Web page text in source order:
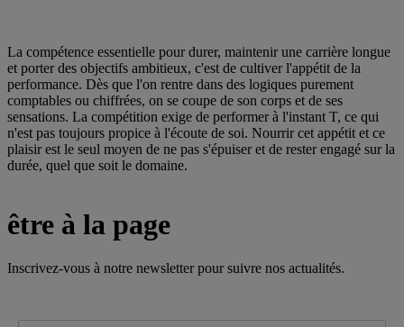
La compétence essentielle pour durer, maintenir une carrière longue
et porter des objectifs ambitieux, c'est de cultiver l'appétit de la
performance. Dès que l'on rentre dans des logiques purement
comptables ou chiffrées, on se coupe de son corps et de ses
sensations. La compétition exige de performer à l'instant T, ce qui
n'est pas toujours propice à l'écoute de soi. Nourrir cet appétit et ce
plaisir est le seul moyen de ne pas s'épuiser et de rester engagé sur la
durée, quel que soit le domaine.
être à la page
Inscrivez-vous à notre newsletter pour suivre nos actualités.